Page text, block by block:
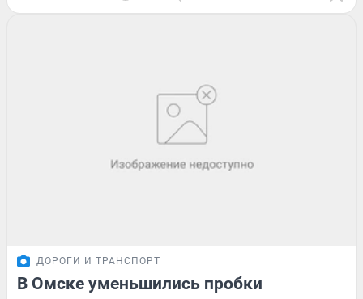
ДОРОГИ И ТРАНСПОРТ
В Омске уменьшились пробки